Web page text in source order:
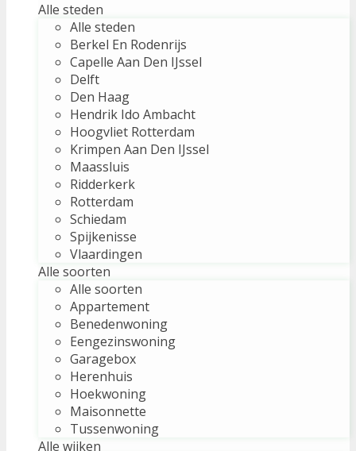
Alle steden
Alle steden
Berkel En Rodenrijs
Capelle Aan Den IJssel
Delft
Den Haag
Hendrik Ido Ambacht
Hoogvliet Rotterdam
Krimpen Aan Den IJssel
Maassluis
Ridderkerk
Rotterdam
Schiedam
Spijkenisse
Vlaardingen
Alle soorten
Alle soorten
Appartement
Benedenwoning
Eengezinswoning
Garagebox
Herenhuis
Hoekwoning
Maisonnette
Tussenwoning
Alle wijken